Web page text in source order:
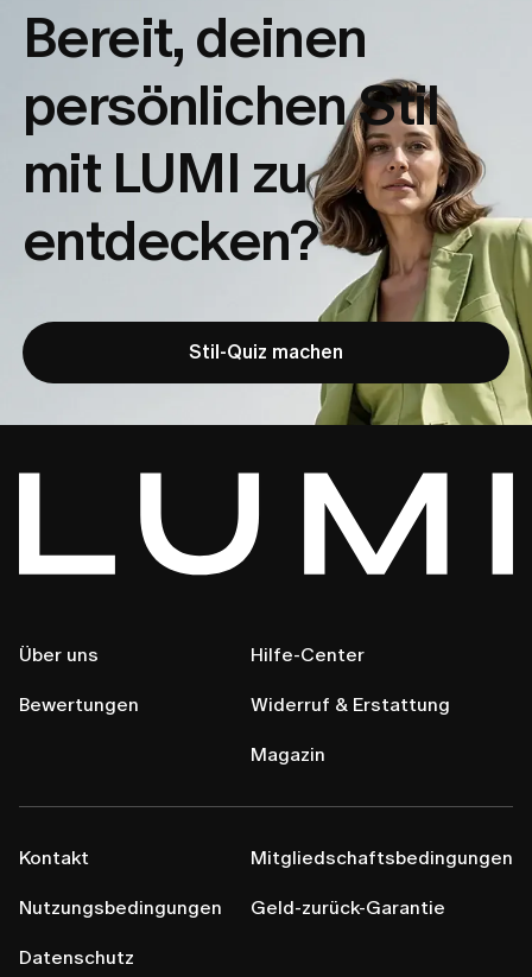
Bereit, deinen
persönlichen Stil
mit LUMI zu
entdecken?
Stil-Quiz machen
Über uns
Bewertungen
Hilfe-Center
Widerruf & Erstattung
Magazin
Kontakt
Nutzungsbedingungen
Datenschutz
Mitgliedschaftsbedingungen
Geld-zurück-Garantie